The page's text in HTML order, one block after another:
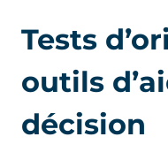
Tests
outils
décision